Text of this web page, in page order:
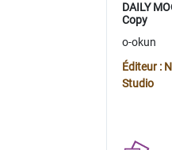
DAILY
Copy
o-okun
Éditeur :
Studio